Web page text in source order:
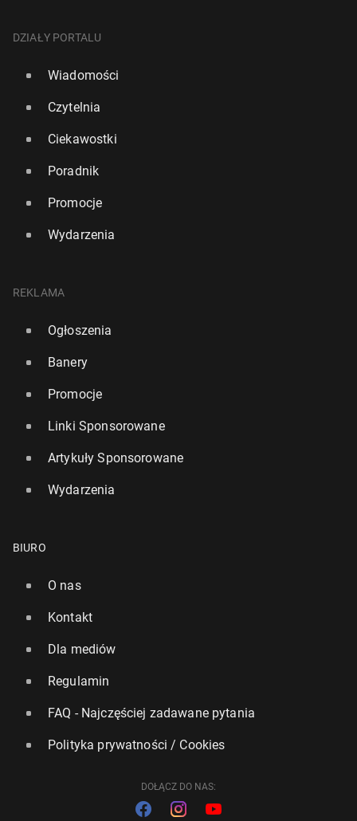
DZIAŁY PORTALU
Wiadomości
Czytelnia
Ciekawostki
Poradnik
Promocje
Wydarzenia
REKLAMA
Ogłoszenia
Banery
Promocje
Linki Sponsorowane
Artykuły Sponsorowane
Wydarzenia
BIURO
O nas
Kontakt
Dla mediów
Regulamin
FAQ - Najczęściej zadawane pytania
Polityka prywatności / Cookies
DOŁĄCZ DO NAS: